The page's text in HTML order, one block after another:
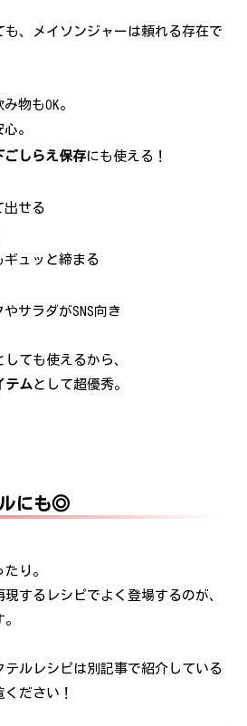
も、メイソンジャーは頼れる存在で
物もOK。
。
ごしらえ保存にも使える！
出せる
ギュッと締まる
サラダがSNS向き
ても使えるから、
テム として超優秀。
にも◎
り。
するレシピでよく登場するのが、
テルレシピは別記事で紹介している
ださい！